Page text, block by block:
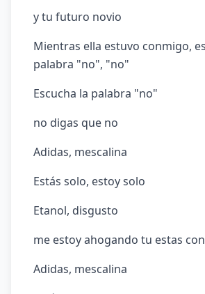
y tu futuro novio
Mientras ella estuvo conmigo,
palabra "no", "no"
Escucha la palabra "no"
no digas que no
Adidas, mescalina
Estás solo, estoy solo
Etanol, disgusto
me estoy ahogando tu estas
Adidas, mescalina